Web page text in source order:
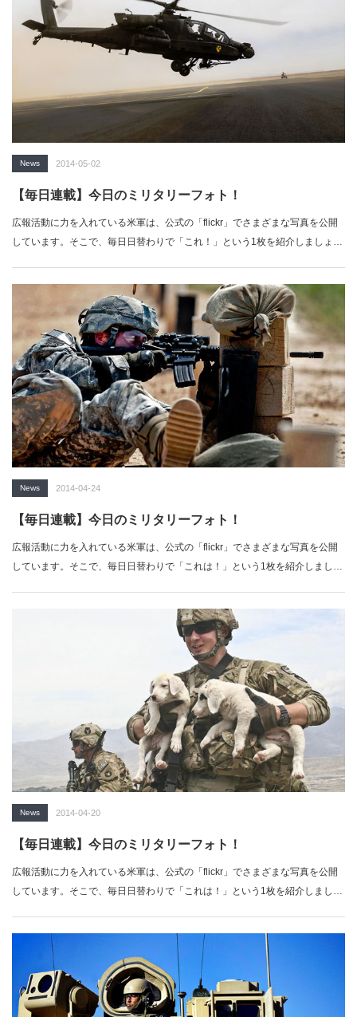
News 2014-05-02
【毎日連載】今日のミリタリーフォト！
広報活動に力を入れている米軍は、公式の「flickr」でさまざまな写真を公開
しています。そこで、毎日日替わりで「これ！」という1枚を紹介しましょ
News 2014-04-24
【毎日連載】今日のミリタリーフォト！
広報活動に力を入れている米軍は、公式の「flickr」でさまざまな写真を公開
しています。そこで、毎日日替わりで「これは！」という1枚を紹介しましょ
News 2014-04-20
【毎日連載】今日のミリタリーフォト！
広報活動に力を入れている米軍は、公式の「flickr」でさまざまな写真を公開
しています。そこで、毎日日替わりで「これは！」という1枚を紹介しましょ